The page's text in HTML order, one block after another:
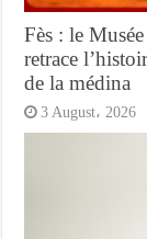
Fès : le
retrace
de la médina
3 August، 2026